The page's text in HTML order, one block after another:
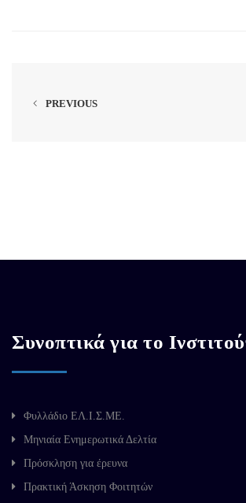
PREVIOUS
Συνοπτικά για το
Φυλλάδιο ΕΛ.Ι.Σ.ΜΕ.
Μηνιαία Ενημερωτικά Δελτία
Πρόσκληση για έρευνα
Πρακτική Άσκηση Φοιτητών